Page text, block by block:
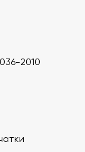
2010